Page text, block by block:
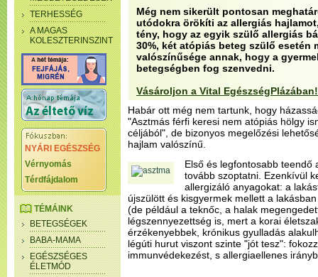
TERHESSÉG
A MAGAS
KOLESZTERINSZINT
NYÁRI EGÉSZSÉG
Vérnyomás
Térdfájdalom
TÉMÁINK
BETEGSÉGEK
BABA-MAMA
EGÉSZSÉGES
ÉLETMÓD
Még nem sikerült pontosan
utódokra örökíti az allergiás
tény, hogy az egyik szülő allergiás
30%, két atópiás beteg szülő esetén
valószínűsége annak, hogy a
betegségben fog szenvedni.
Vásároljon a Vital EgészségPlázában!
Habár ott még nem tartunk, hogy
"Asztmás férfi keresi nem atópiás hölgy
céljából", de bizonyos megelőzési
hajlam valószínű.
Első és legfontosabb teendő
tovább szoptatni. Ezenkívül
allergizáló anyagokat: a
újszülött és kisgyermek mellett a
(de például a teknőc, a halak
légszennyezettség is, mert a korai
érzékenyebbek, krónikus gyulladás
légúti hurut viszont szinte "jót tesz":
immunvédekezést, s allergiaellenes